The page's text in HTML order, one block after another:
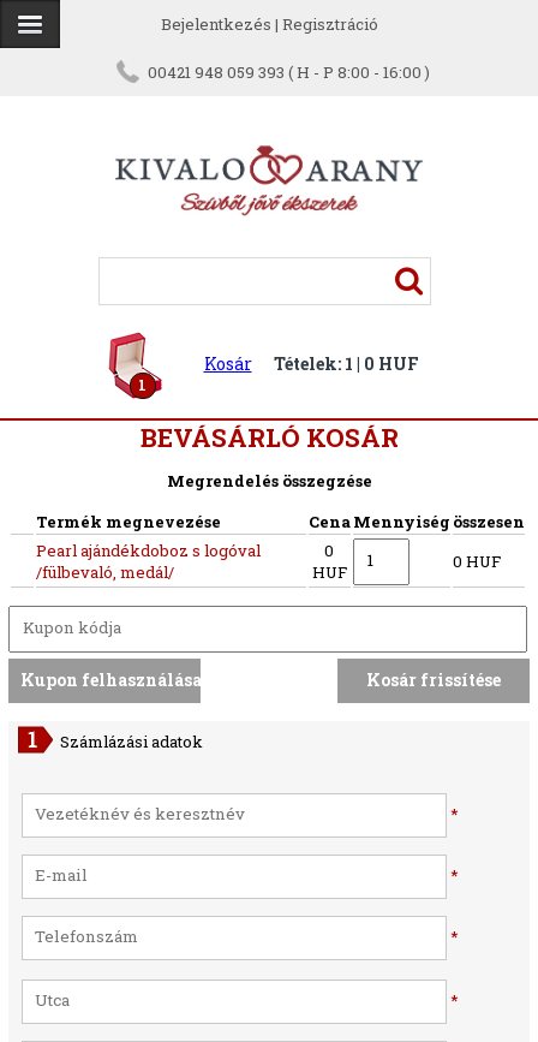
Bejelentkezés | Regisztráció
00421 948 059 393 ( H - P 8:00 - 16:00 )
1
Kosár Tételek: 1 | 0 HUF
BEVÁSÁRLÓ KOSÁR
Megrendelés összegzése
Termék megnevezése
CenaMennyiség összesen
Pearl ajándékdoboz s logóval
/fülbevaló, medál/
0
HUF
0 HUF
Számlázási adatok
*
*
*
*